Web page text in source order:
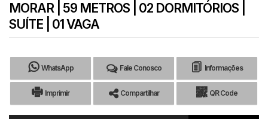
MORAR | 59 METROS | 02 DORMITÓRIOS |
SUÍTE | 01 VAGA
WhatsApp Fale Conosco Informações
Imprimir Compartilhar QR Code